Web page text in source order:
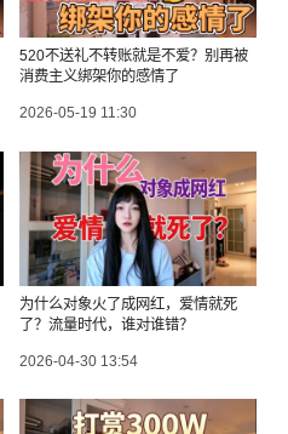
520不送礼不转账就是不爱？别再被
消费主义绑架你的感情了
2026-05-19 11:30
为什么对象火了成网红，爱情就死
了？流量时代，谁对谁错？
2026-04-30 13:54